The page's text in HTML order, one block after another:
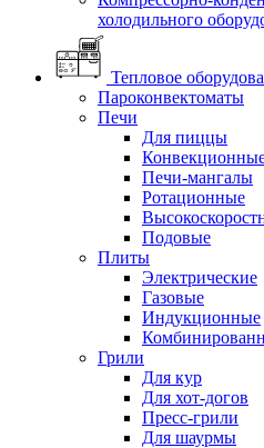
холодильного
Тепловое
Пароконвектоматы
Печи
Для пиццы
Печи-мангалы
Ротационные
Подовые
Плиты
Электрические
Газовые
Индукционные
Грили
Для кур
Для хот-догов
Пресс-грили
Для шаурмы